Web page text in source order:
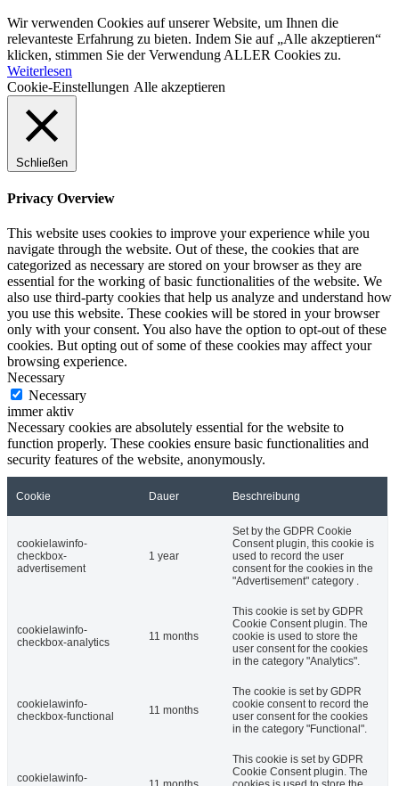
Wir verwenden Cookies auf unserer Website, um Ihnen die
relevanteste Erfahrung zu bieten. Indem Sie auf „Alle akzeptieren“
klicken, stimmen Sie der Verwendung ALLER Cookies zu.
Weiterlesen
Cookie-Einstellungen Alle akzeptieren
Schließen
Privacy Overview
This website uses cookies to improve your experience while you
navigate through the website. Out of these, the cookies that are
categorized as necessary are stored on your browser as they are
essential for the working of basic functionalities of the website. We
also use third-party cookies that help us analyze and understand how
you use this website. These cookies will be stored in your browser
only with your consent. You also have the option to opt-out of these
cookies. But opting out of some of these cookies may affect your
browsing experience.
Necessary
Necessary
immer aktiv
Necessary cookies are absolutely essential for the website to
function properly. These cookies ensure basic functionalities and
security features of the website, anonymously.
Cookie Dauer Beschreibung
cookielawinfo-
checkbox-
advertisement
1 year
Set by the GDPR Cookie
Consent plugin, this cookie is
used to record the user
consent for the cookies in the
"Advertisement" category .
cookielawinfo-
checkbox-analytics
11 months
This cookie is set by GDPR
Cookie Consent plugin. The
cookie is used to store the
user consent for the cookies
in the category "Analytics".
cookielawinfo-
checkbox-functional
11 months
The cookie is set by GDPR
cookie consent to record the
user consent for the cookies
in the category "Functional".
cookielawinfo-
This cookie is set by GDPR
Cookie Consent plugin. The